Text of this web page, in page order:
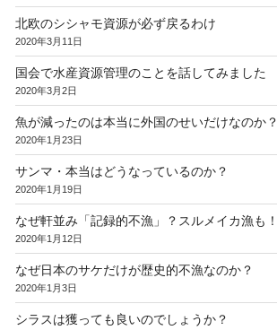
北欧のシシャモ資源が必ず戻るわけ
2020年3月11日
国会で水産資源管理のことを話してみました
2020年3月2日
魚が減ったのは本当に外国のせいだけなのか？
2020年1月23日
サンマ・本当はどうなっているのか？
2020年1月19日
なぜ軒並み「記録的不漁」？スルメイカ漁も！
2020年1月12日
なぜ日本のサケだけが歴史的不漁なのか？
2020年1月3日
シラスは獲っても良いのでしょうか？